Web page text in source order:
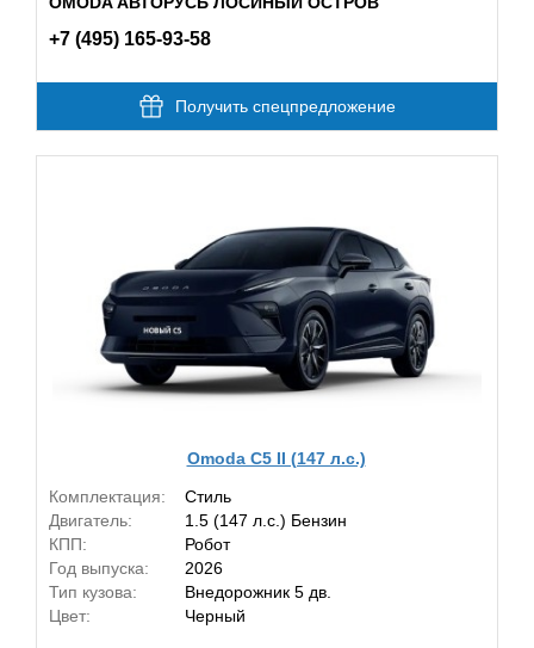
+7 (495) 165-93-58
Получить спецпредложение
Omoda C5 II (147 л.с.)
Комплектация:
Стиль
Двигатель:
1.5 (147 л.с.) Бензин
КПП:
Робот
Год выпуска:
2026
Тип кузова:
Внедорожник 5 дв.
Цвет:
Черный